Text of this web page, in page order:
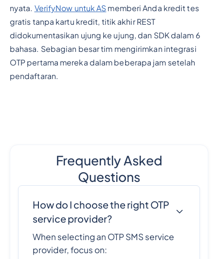
nyata. VerifyNow untuk AS memberi Anda kredit tes
gratis tanpa kartu kredit, titik akhir REST
didokumentasikan ujung ke ujung, dan SDK dalam 6
bahasa. Sebagian besar tim mengirimkan integrasi
OTP pertama mereka dalam beberapa jam setelah
pendaftaran.
Frequently Asked
Questions
How do I choose the right OTP
service provider?
When selecting an OTP SMS service
provider, focus on: